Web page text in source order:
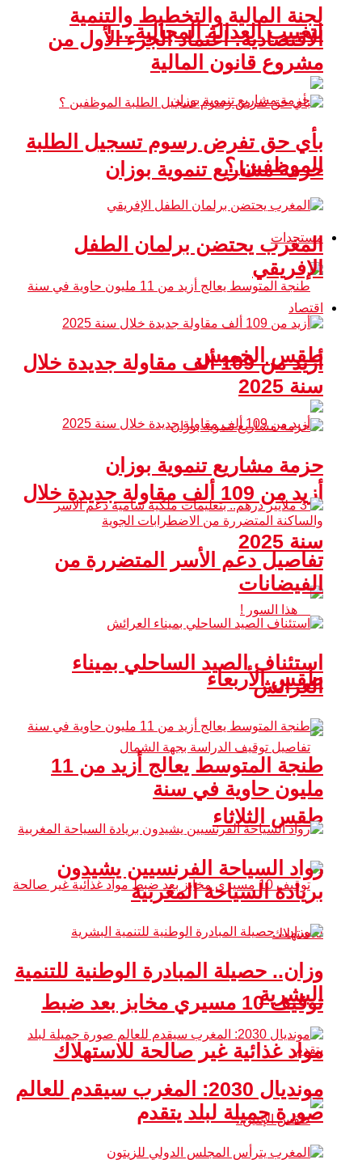
لتغييب العدالة المجالية .. !
حزمة مشاريع تنموية بوزان
مستجدات
طقس الخميس
أزيد من 109 ألف مقاولة جديدة خلال
سنة 2025
طقس الأربعاء
طقس الثلاثاء
توقيف 10 مسيري مخابز بعد ضبط
مواد غذائية غير صالحة للاستهلاك
لجنة المالية والتخطيط والتنمية
الاقتصادية: اعتماد الجزء الأول من
مشروع قانون المالية
بأي حق تفرض رسوم تسجيل الطلبة
الموظفين ؟
المغرب يحتضن برلمان الطفل
الإفريقي
اقتصاد
أزيد من 109 ألف مقاولة جديدة خلال
سنة 2025
حزمة مشاريع تنموية بوزان
تفاصيل دعم الأسر المتضررة من
الفيضانات
استئناف الصيد الساحلي بميناء
العرائش
طنجة المتوسط يعالج أزيد من 11
مليون حاوية في سنة
رواد السياحة الفرنسيين يشيدون
بريادة السياحة المغربية
وزان.. حصيلة المبادرة الوطنية للتنمية
البشرية
مونديال 2030: المغرب سيقدم للعالم
صورة جميلة لبلد يتقدم